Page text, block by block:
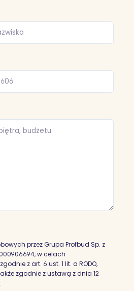
przez Grupa Profbud Sp. z
w celach
z art. 6 ust. 1 lit. a RODO,
zgodnie z ustawą z dnia 12